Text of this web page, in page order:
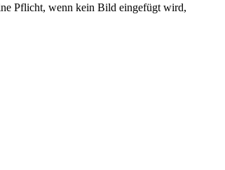
Pflicht, wenn kein Bild eingefügt wird,